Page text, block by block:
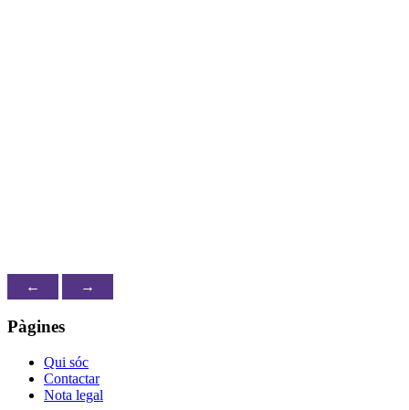
← →
Pàgines
Qui sóc
Contactar
Nota legal